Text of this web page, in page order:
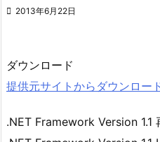
 2013年6月22日
ダウンロード
提供元サイトからダウンロー
.NET Framework Version 1.1